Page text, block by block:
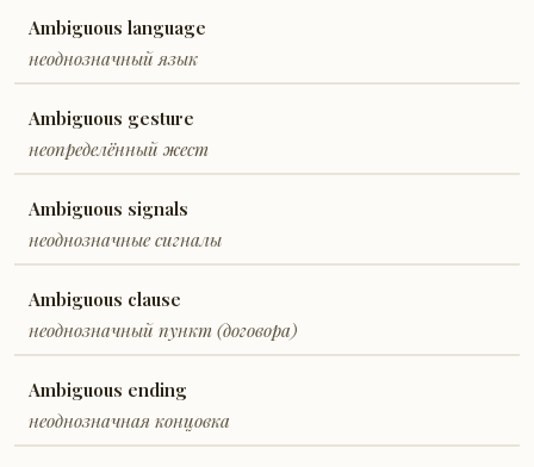
Ambiguous language
неоднозначный язык
Ambiguous gesture
неопределённый жест
Ambiguous signals
неоднозначные сигналы
Ambiguous clause
неоднозначный пункт (договора)
Ambiguous ending
неоднозначная концовка